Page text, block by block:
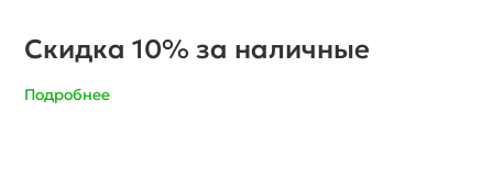
Скидка 10% за наличные
Подробнее